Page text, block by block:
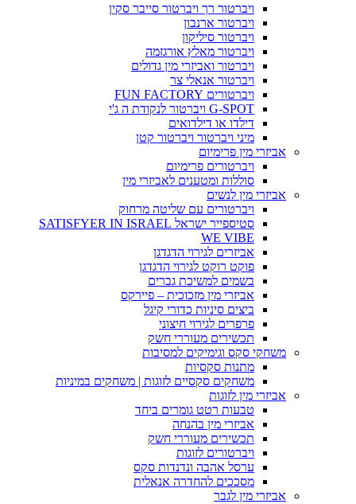
ויברטור רך ויברטור סייבר סקין
ויברטור ארנבון
ויברטור סיליקון
ויברטור מאלץ אורגזמה
ויברטור ואביזרי מין גדולים
ויברטור אנאלי צר
ויברטורים FUN FACTORY
G-SPOT ויברטור לנקודת ה ג'י
דילדו או דילדואים
מיני ויברטור ויברטור קטן
אביזרי מין פרימיום
ויברטורים פרימיום
סוללות ומטענים לאביזרי מין
אביזרי מין לנשים
ויברטורים עם שליטה מרחוק
סטיספייר ישראל SATISFYER IN ISRAEL
WE VIBE
אביזרים לגירוי הדגדגן
פוקט רוקט לגירוי הדגדגן
בשמים למשיכת גברים
אביזרי מין מזכוכית – פיירקס
ביצים סיניות כדורי קיגל
פרפרים לגירוי חיצוני
תכשירים מעוררי חשק
משחקי סקס וגימיקים למסיבות
מתנות סקסיות
משחקים סקסיים לזוגות | משחקים במיניות
אביזרי מין לזוגות
טבעות רטט גומרים ביחד
אביזרי מין בהנחה
תכשירים מעוררי חשק
ויברטורים לזוגות
ערסל אהבה ונדנדות סקס
מסככים להחדרה אנאלית
אביזרי מין לגבר